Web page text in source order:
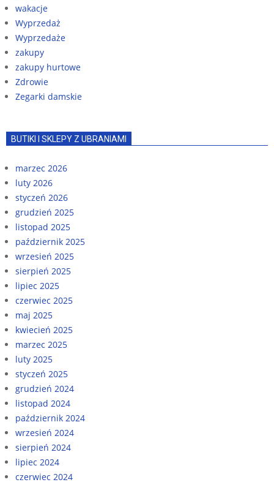
wakacje
Wyprzedaż
Wyprzedaże
zakupy
zakupy hurtowe
Zdrowie
Zegarki damskie
BUTIKI I SKLEPY Z UBRANIAMI
marzec 2026
luty 2026
styczeń 2026
grudzień 2025
listopad 2025
październik 2025
wrzesień 2025
sierpień 2025
lipiec 2025
czerwiec 2025
maj 2025
kwiecień 2025
marzec 2025
luty 2025
styczeń 2025
grudzień 2024
listopad 2024
październik 2024
wrzesień 2024
sierpień 2024
lipiec 2024
czerwiec 2024